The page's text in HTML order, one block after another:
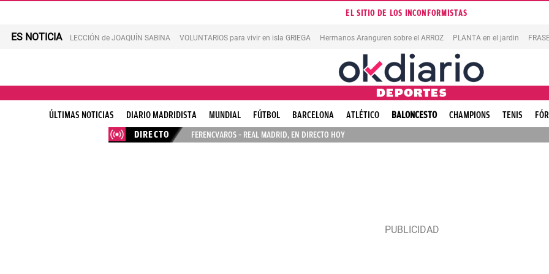
EL SITIO DE LOS INCONFORMISTAS
ES NOTICIA LECCIÓN de JOAQUÍN SABINA VOLUNTARIOS para vivir en isla GRIEGA Hermanos Aranguren sobre el ARROZ PLANTA en el jardin
DEPORTES
ÚLTIMAS NOTICIAS DIARIO MADRIDISTA MUNDIAL FÚTBOL BARCELONA ATLÉTICO BALONCESTO CHAMPIONS TENIS
DIRECTO
FERENCVAROS – REAL MADRID, EN DIRECTO HOY